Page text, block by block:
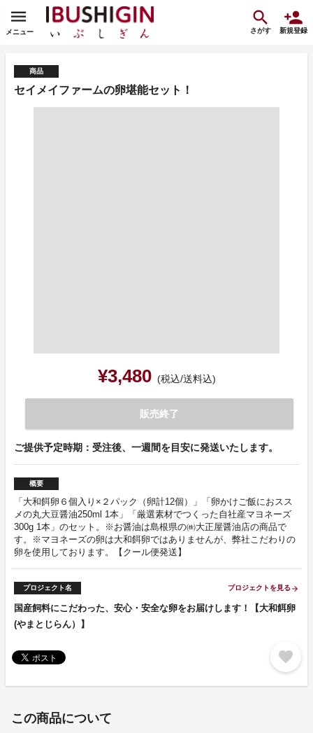
メニュー さがす 新規登録
商品
セイメイファームの卵堪能セット！
¥3,480 (税込/送料込)
販売終了
ご提供予定時期：受注後、一週間を目安に発送いたします。
概要
「大和餌卵６個入り×２パック（卵計12個）」「卵かけご飯におスス
メの丸大豆醤油250ml 1本」「厳選素材でつくった自社産マヨネーズ
300g 1本」のセット。※お醤油は島根県の㈱大正屋醤油店の商品で
す。※マヨネーズの卵は大和餌卵ではありませんが、弊社こだわりの
卵を使用しております。【クール便発送】
プロジェクト名 プロジェクトを見る arrow_forward
国産飼料にこだわった、安心・安全な卵をお届けします！【大和餌卵
(やまとじらん）】
favorite
この商品について